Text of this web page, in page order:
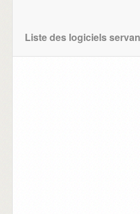
Liste des logiciels